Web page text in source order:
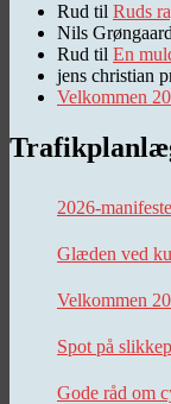
Rud til Ruds
Nils Grøngaard
Rud til En
jens christian
Velkommen
2026-
Glæden ved
Velkommen
Spot på
Gode råd om